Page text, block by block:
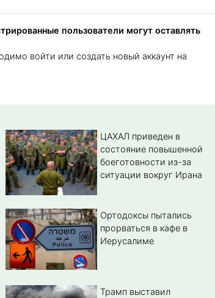
пользователи могут оставлять
войти или создать новый аккаунт на
ЦАХАЛ приведен в
состояние повышенной
боеготовности из-за
ситуации вокруг Ирана
Ортодоксы пытались
прорваться в кафе в
Иерусалиме
Трамп выставил